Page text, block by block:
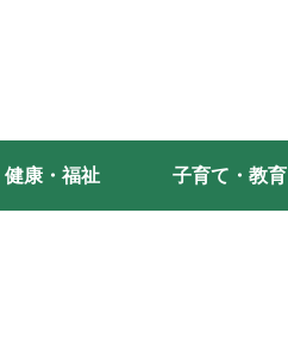
健康・福祉 子育て・教育